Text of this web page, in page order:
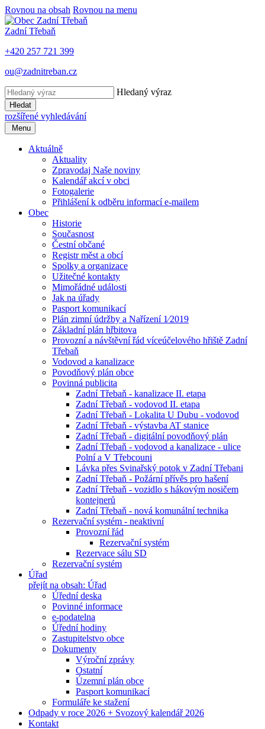
Rovnou na obsah Rovnou na menu
Zadní Třebaň
+420 257 721 399
ou@zadnitreban.cz
Hledaný výraz
Hledat
rozšířené vyhledávání
Menu
Aktuálně
Aktuality
Zpravodaj Naše noviny
Kalendář akcí v obci
Fotogalerie
Přihlášení k odběru informací e-mailem
Obec
Historie
Současnost
Čestní občané
Registr měst a obcí
Spolky a organizace
Užitečné kontakty
Mimořádné události
Jak na úřady
Pasport komunikací
Plán zimní údržby a Nařízení 1⁄2019
Základní plán hřbitova
Provozní a návštěvní řád víceúčelového hřiště Zadní
Třebaň
Vodovod a kanalizace
Povodňový plán obce
Povinná publicita
Zadní Třebaň - kanalizace II. etapa
Zadní Třebaň - vodovod II. etapa
Zadní Třebaň - Lokalita U Dubu - vodovod
Zadní Třebaň - výstavba AT stanice
Zadní Třebaň - digitální povodňový plán
Zadní Třebaň - vodovod a kanalizace - ulice
Polní a V Třebcouni
Lávka přes Svinařský potok v Zadní Třebani
Zadní Třebaň - Požární přívěs pro hašení
Zadní Třebaň - vozidlo s hákovým nosičem
kontejnerů
Zadní Třebaň - nová komunální technika
Rezervační systém - neaktivní
Provozní řád
Rezervační systém
Rezervace sálu SD
Rezervační systém
Úřad
přejít na obsah: Úřad
Úřední deska
Povinné informace
e-podatelna
Úřední hodiny
Zastupitelstvo obce
Dokumenty
Výroční zprávy
Ostatní
Územní plán obce
Pasport komunikací
Formuláře ke stažení
Odpady v roce 2026 + Svozový kalendář 2026
Kontakt